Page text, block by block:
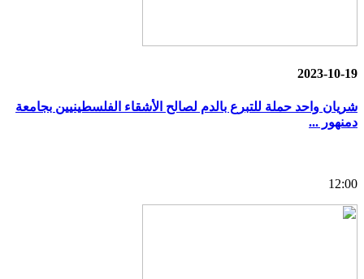
2023-10-19
شريان واحد حملة للتبرع بالدم لصالح الأشقاء الفلسطينيين بجامعة
دمنهور ...
12:00